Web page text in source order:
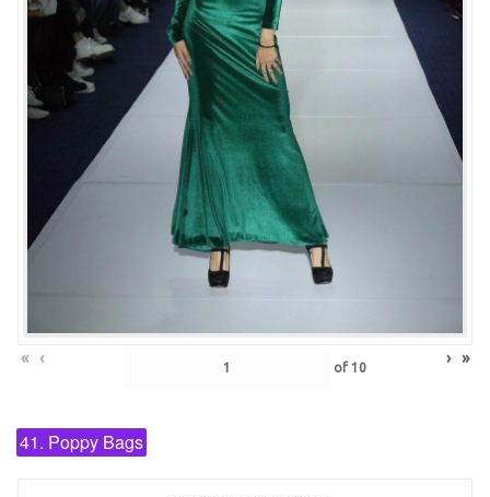
« ‹ of 10 › »
41. Poppy Bags